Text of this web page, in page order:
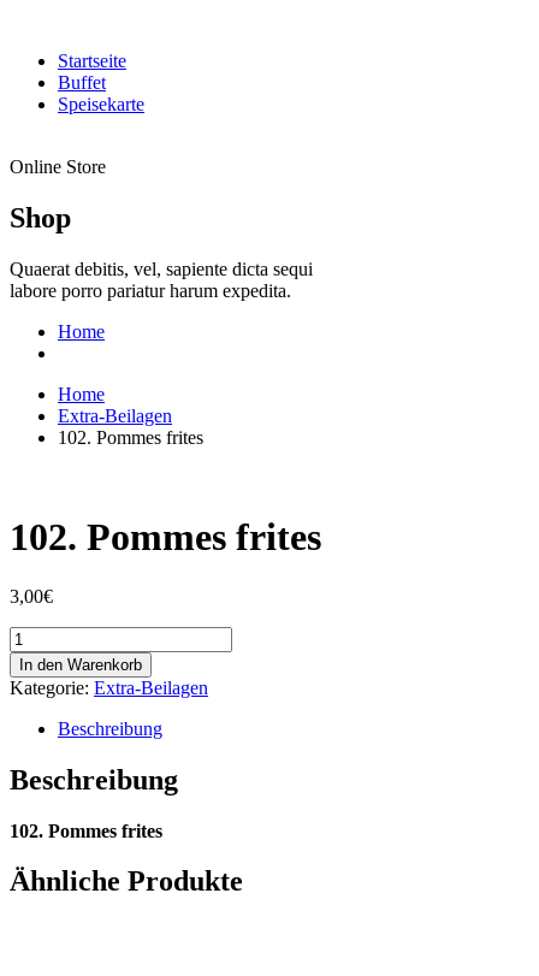
Startseite
Buffet
Speisekarte
Online Store
Shop
Quaerat debitis, vel, sapiente dicta sequi
labore porro pariatur harum expedita.
Home
Home
Extra-Beilagen
102. Pommes frites
102. Pommes frites
3,00€
102.
Pommes
frites
Menge
In den Warenkorb
Kategorie: Extra-Beilagen
Beschreibung
Beschreibung
102. Pommes frites
Ähnliche Produkte